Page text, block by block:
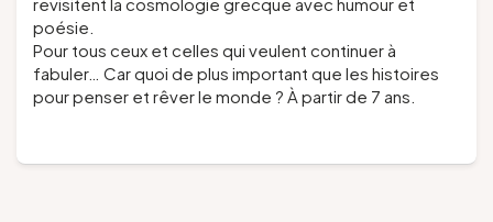
poésie.
Pour tous ceux et celles qui veulent continuer à
fabuler… Car quoi de plus important que les histoires
pour penser et rêver le monde ? À partir de 7 ans.